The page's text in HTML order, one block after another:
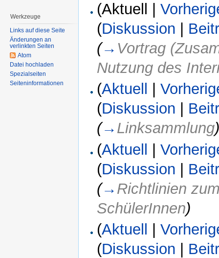
(Aktuell |
(Diskussion
(→ Vortrag
Nutzung des
(Aktuell |
(Diskussion
(→ Linksammlung
(Aktuell |
(Diskussion |
(→ Richtlinien
SchülerInnen)
(Aktuell |
(Diskussion
Werkzeuge
Links auf diese Seite
Änderungen an
verlinkten Seiten
Atom
Datei hochladen
Spezialseiten
Seiteninformationen